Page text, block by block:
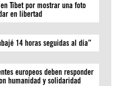
Tíbet por mostrar una foto
en libertad
14 horas seguidas al día”
europeos deben responder
humanidad y solidaridad